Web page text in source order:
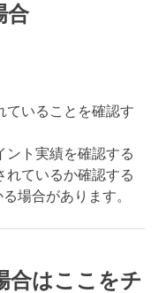
合
いることを確認す
ト実績を確認する
ているか確認する
場合があります。
合はここをチ